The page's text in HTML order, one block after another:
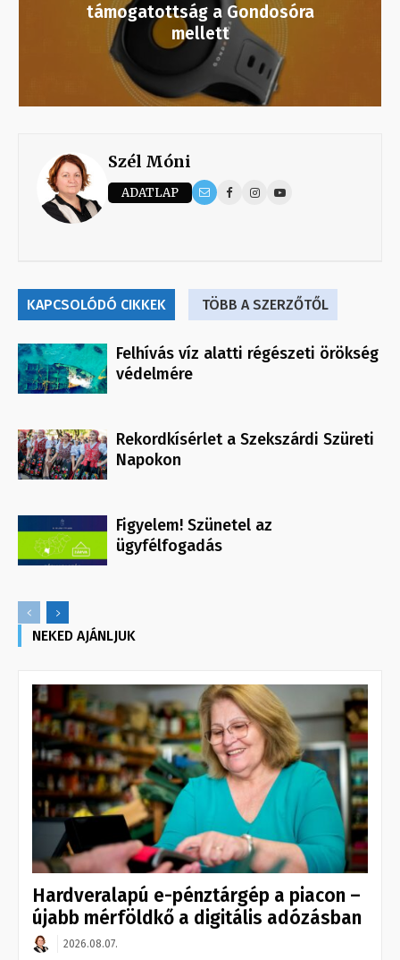
támogatottság a Gondosóra
mellett
Szél Móni
ADATLAP
KAPCSOLÓDÓ CIKKEK TÖBB A SZERZŐTŐL
Felhívás víz alatti régészeti örökség
védelmére
Rekordkísérlet a Szekszárdi Szüreti
Napokon
Figyelem! Szünetel az
ügyfélfogadás
NEKED AJÁNLJUK
Hardveralapú e-pénztárgép a piacon –
újabb mérföldkő a digitális adózásban
2026.08.07.